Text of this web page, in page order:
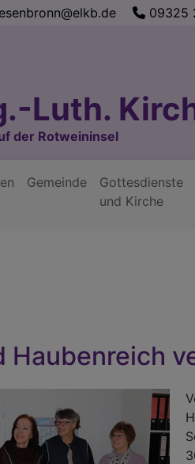
09325
Luth.
der Rotweininsel
Gemeinde
Gottesdienste
und Kirche
Haubenreich